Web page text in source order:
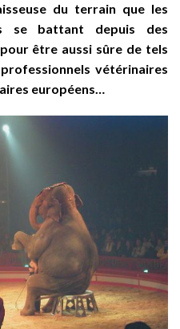
du terrain que les
se battant depuis des
être aussi sûre de tels
vétérinaires
européens…